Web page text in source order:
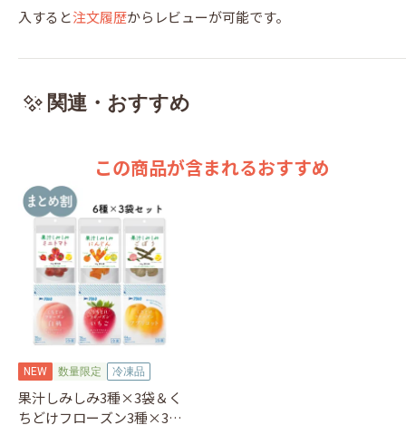
入すると注文履歴からレビューが可能です。
関連・おすすめ
この商品が含まれるおすすめ
NEW 数量限定 冷凍品
果汁しみしみ3種×3袋＆く
ちどけフローズン3種×3袋